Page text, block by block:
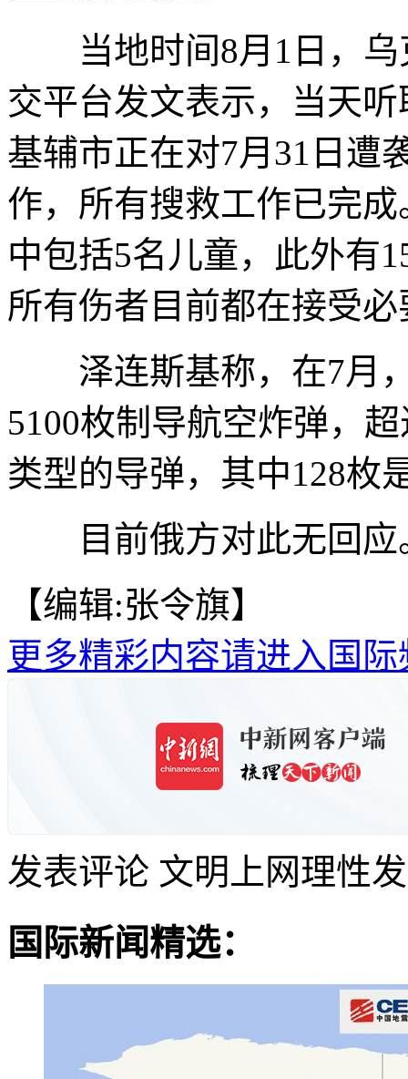
当地时间8月1日，乌
交平台发文表示，当天
基辅市正在对7月31日遭
作，所有搜救工作已完
中包括5名儿童，此外有
所有伤者目前都在接受
泽连斯基称，在7月，
5100枚制导航空炸弹，
类型的导弹，其中128枚
目前俄方对此无回应
【编辑:张令旗】
更多精彩内容请进入国际
发表评论 文明上网理性
国际新闻精选：